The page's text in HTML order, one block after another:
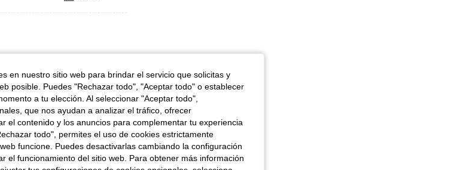
cuerpo: Reloj de arena, Cintura: 103 cm / 41 in, Color: Azul Marino, Talla: 4XL
4XL
y no engancha.
Útil (1)
en nuestro sitio web para brindar el servicio que solicitas y
posible. Puedes "Rechazar todo", "Aceptar todo" o establecer
a tu elección. Al seleccionar "Aceptar todo",
que nos ayudan a analizar el tráfico, ofrecer
el contenido y los anuncios para complementar tu experiencia
todo", permites el uso de cookies estrictamente
funcione. Puedes desactivarlas cambiando la configuración
el funcionamiento del sitio web. Para obtener más información